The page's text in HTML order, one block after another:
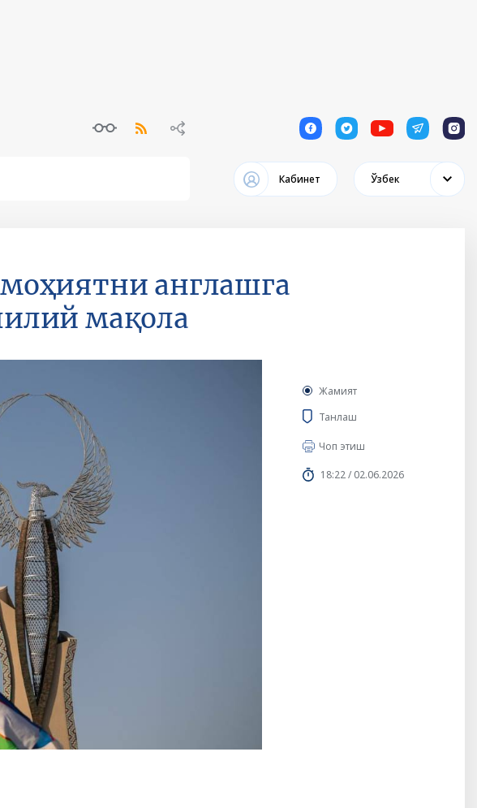
1 1 1 1 1
Кабинет Ўзбек
англашга
мақола
Жамият
Танлаш
Чоп этиш
18:22 / 02.06.2026